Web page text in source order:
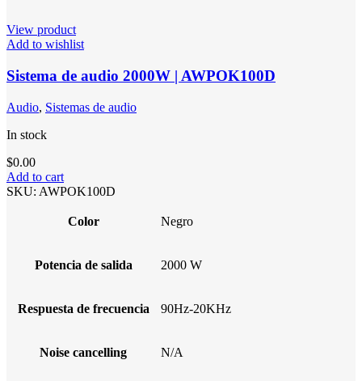
View product
Add to wishlist
Sistema de audio 2000W | AWPOK100D
Audio, Sistemas de audio
In stock
$0.00
Add to cart
SKU: AWPOK100D
Color Negro
Potencia de salida 2000 W
Respuesta de frecuencia 90Hz-20KHz
Noise cancelling N/A